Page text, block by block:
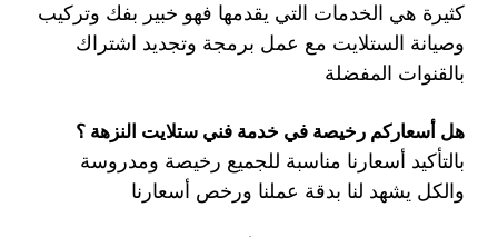
كثيرة هي الخدمات التي يقدمها فهو خبير بفك وتركيب
وصيانة الستلايت مع عمل برمجة وتجديد اشتراك
بالقنوات المفضلة
هل أسعاركم رخيصة في خدمة فني ستلايت النزهة ؟
بالتأكيد أسعارنا مناسبة للجميع رخيصة ومدروسة
والكل يشهد لنا بدقة عملنا ورخص أسعارنا